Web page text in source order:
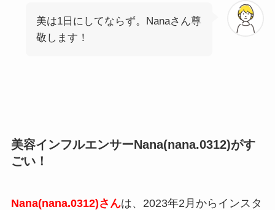
美は1日にしてならず。Nanaさん尊
敬します！
美容インフルエンサーNana(nana.0312)がす
ごい！
Nana(nana.0312)さんは、2023年2月からインスタ